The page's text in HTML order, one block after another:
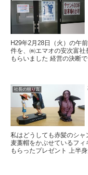
H29年2月28日（火）の午
件を、㈱エマオの安次富
もらいました 経営の決断で、4月から増員しようかと考えており、そ
社長の独り言
私はどうしても赤髪のシャンク
麦藁帽をかぶせているフ
もらったプレゼント 上半身だけの精悍なシャンクスは、次の年長女